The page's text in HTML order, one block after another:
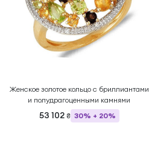
Женское золотое кольцо с бриллиантами
и полудрагоценными камнями
53 102 ₴ 30% + 20%